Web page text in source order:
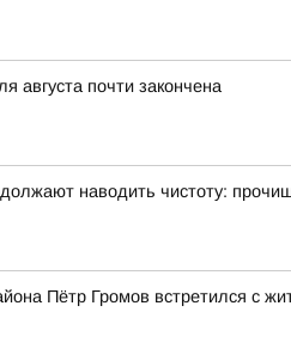
августа почти закончена
наводить чистоту:
Пётр Громов встретился с